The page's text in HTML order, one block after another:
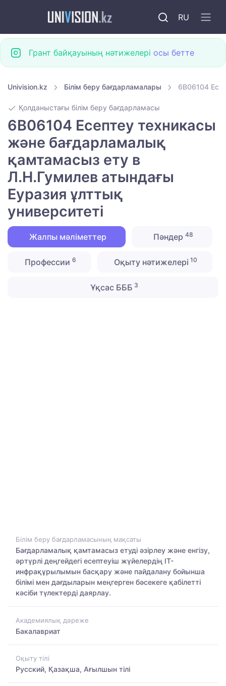
RU
Грант байқауының нәтижелері осы бетте
Univision.kz Білім беру бағдарламалары 6B06104
Қолданыстағы білім беру бағдарламасы
6B06104 Есептеу техникасы
және бағдарламалық
қамтамасыз ету в
Л.Н.Гумилев атындағы
Еуразия ұлттық
университеті
Жалпы мәліметтер Пәндер 48
Профессии 6 Оқыту нәтижелері 10
Ұқсас БББ 3
Білім беру бағдарламасының мақсаты
Бағдарламалық қамтамасыз етуді әзірлеу және енгізу,
әртүрлі деңгейдегі есептеуіш жүйелердің IT-
инфрақұрылымын басқару және пайдалану бойынша
білімі мен дағдыларын меңгерген бәсекеге қабілетті
кәсіби түлектерді даярлау.
Академиялық дәреже
Бакалавриат
Оқыту тілі
Русский, Қазақша, Ағылшын тілі